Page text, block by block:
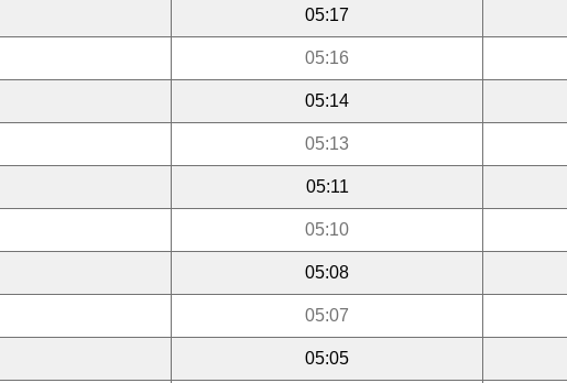
05:17
05:16
05:14
05:13
05:11
05:10
05:08
05:07
05:05